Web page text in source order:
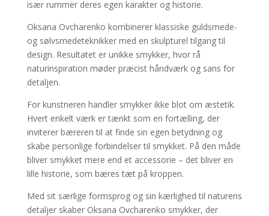
især rummer deres egen karakter og historie.
Oksana Ovcharenko kombinerer klassiske guldsmede-
og sølvsmedeteknikker med en skulpturel tilgang til
design. Resultatet er unikke smykker, hvor rå
naturinspiration møder præcist håndværk og sans for
detaljen.
For kunstneren handler smykker ikke blot om æstetik.
Hvert enkelt værk er tænkt som en fortælling, der
inviterer bæreren til at finde sin egen betydning og
skabe personlige forbindelser til smykket. På den måde
bliver smykket mere end et accessorie – det bliver en
lille historie, som bæres tæt på kroppen.
Med sit særlige formsprog og sin kærlighed til naturens
detaljer skaber Oksana Ovcharenko smykker, der